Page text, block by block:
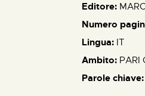
Editore:
Numero
Lingua: IT
Ambito: PARI
Parole chiave: